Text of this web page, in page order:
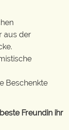
aus der
Beschenkte
Freundin ihr